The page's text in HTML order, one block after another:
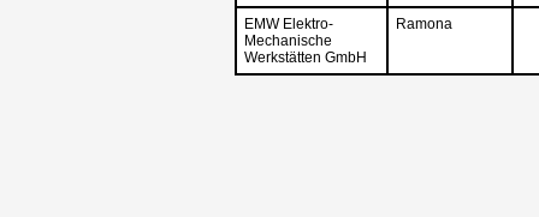
EMW Elektro-
Mechanische
Werkstätten GmbH
Ramona